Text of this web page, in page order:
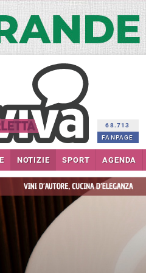
68.713
FANPAGE
NOTIZIE SPORT AGENDA